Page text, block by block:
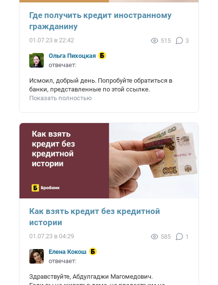
Где получить кредит иностранному
гражданину
01.07.23 в 22:42 515 3
Ольга Пихоцкая
отвечает:
Исмоил, добрый день. Попробуйте обратиться в
банки, представленные по этой ссылке.
Показать полностью
Как взять кредит без кредитной
истории
01.07.23 в 04:29 585 1
Елена Кокош
отвечает:
Здравствуйте, Абдулгаджи Магомедович.